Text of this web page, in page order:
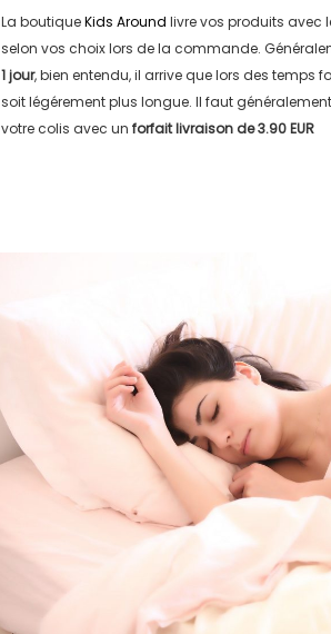
La boutiqueKids Around livre vos produits avec
selon vos choix lors de la commande.
1 jour, bien entendu, il arrive que lors des temps
soit légérement plus longue. Il faut généralement
votre colis avec un forfait livraison de3.90 EUR